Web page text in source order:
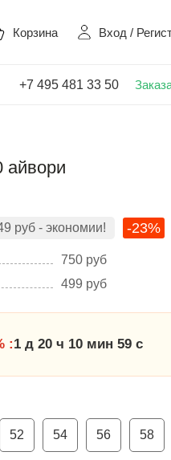
Корзина Вход /
+7 495 481 33 50
айвори
руб - экономии! -23%
750 руб
499 руб
:1 д 20 ч 10 мин 58 с
52 54 56 58